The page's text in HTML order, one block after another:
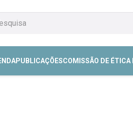
PUBLICAÇÕESCOMISSÃO DE ÉTICA